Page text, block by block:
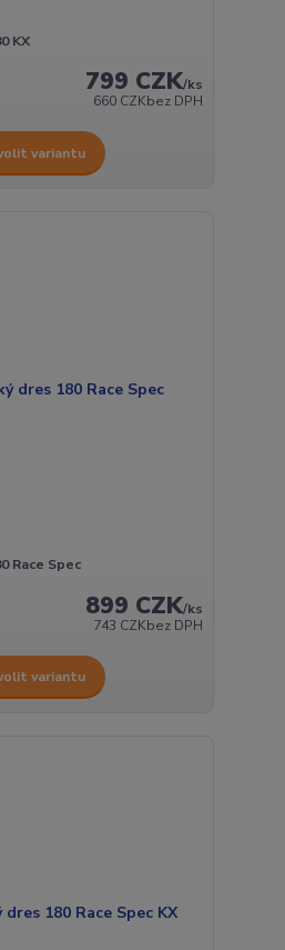
KX
799 CZK/ks
660 CZKbez DPH
variantu
Race Spec
899 CZK/ks
743 CZKbez DPH
variantu